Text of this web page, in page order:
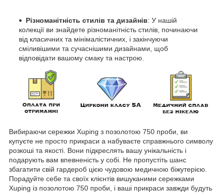
Різноманітність стилів та дизайнів: У нашій
колекції ви знайдете різноманітність стилів, починаючи
від класичних та мінімалістичних, і закінчуючи
сміливішими та сучаснішими дизайнами, щоб
відповідати вашому смаку та настрою.
Вибираючи сережки Xuping з позолотою 750 проби, ви
купуєте не просто прикраси а набуваєте справжнього символу
розкоші та якості. Вони підкреслять вашу унікальність і
подарують вам впевненість у собі. Не пропустіть шанс
збагатити свій гардероб цією чудовою медичною біжутерією.
Порадуйте себе та своїх клієнтів вишуканими сережками
Xuping із позолотою 750 проби, і ваші прикраси завжди будуть